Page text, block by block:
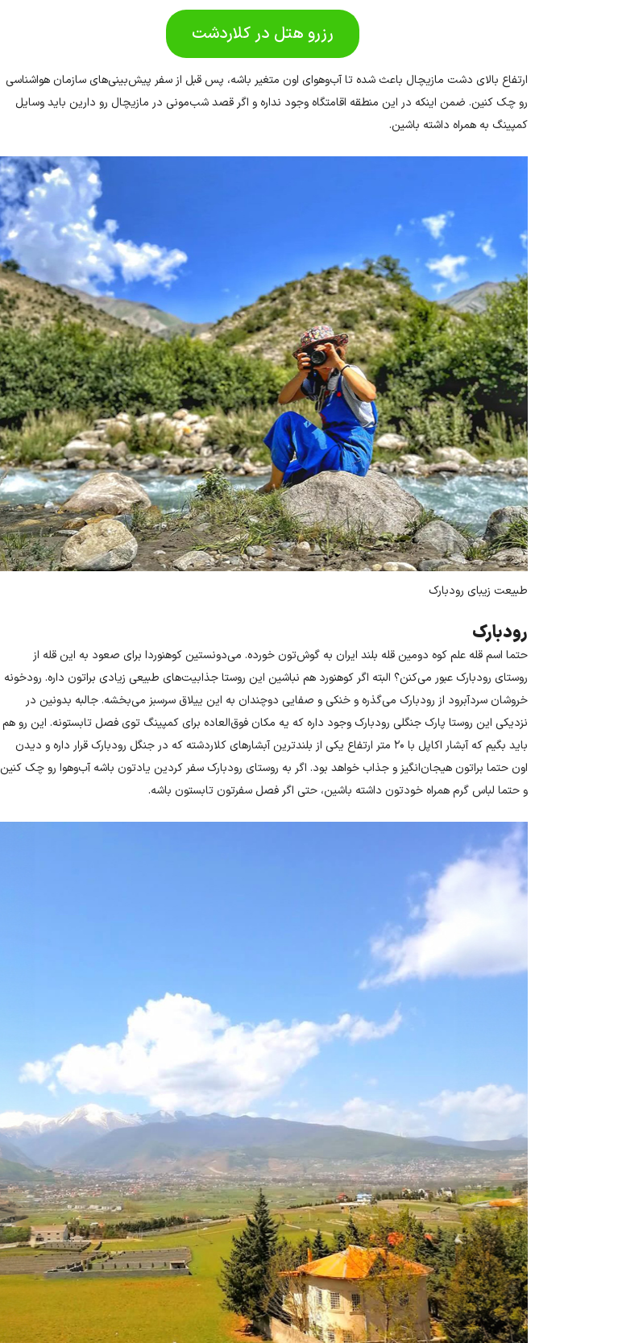
رزرو هتل در کلاردشت
ارتفاع بالای دشت مازیچال باعث شده تا آب‌وهوای اون متغیر باشه، پس قبل از سفر پیش‌بینی‌های سازمان هواشناسی
رو چک کنین. ضمن اینکه در این منطقه اقامتگاه وجود نداره و اگر قصد شب‌مونی در مازیچال رو دارین باید وسایل
کمپینگ به همراه داشته باشین.
طبیعت زیبای رودبارک
رودبارک
حتما اسم قله علم کوه دومین قله بلند ایران به گوش‌تون خورده. می‌دونستین کوهنوردا برای صعود به این قله از
روستای رودبارک عبور می‌کنن؟ البته اگر کوهنورد هم نباشین این روستا جذابیت‌های طبیعی زیادی براتون داره. رودخونه
خروشان سردآبرود از رودبارک می‌گذره و خنکی و صفایی دوچندان به این ییلاق سرسبز می‌بخشه. جالبه بدونین در
نزدیکی این روستا پارک جنگلی رودبارک وجود داره که یه مکان فوق‌العاده برای کمپینگ توی فصل تابستونه. این رو هم
باید بگیم که آبشار اکاپل با ۲۰ متر ارتفاع یکی از بلندترین آبشارهای کلاردشته که در جنگل رودبارک قرار داره و دیدن
اون حتما براتون هیجان‌انگیز و جذاب خواهد بود. اگر به روستای رودبارک سفر کردین یادتون باشه آب‌وهوا رو چک کنین
و حتما لباس گرم همراه خودتون داشته باشین، حتی اگر فصل سفرتون تابستون باشه.